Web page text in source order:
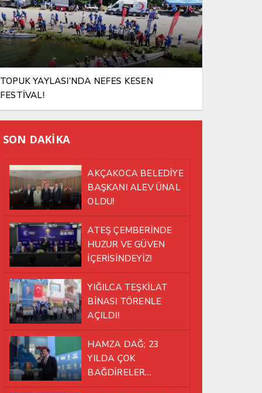
TOPUK YAYLASI’NDA NEFES KESEN
FESTİVAL!
SON DAKİKA
AKÇAKOCA BELEDİYE
BAŞKANI ALEV ÜNAL
OLDU!
ATEŞ ÇEMBERİNDE
HUZUR VE GÜVEN
İÇERİSİNDEYİZ!
YIĞILCA TEŞKİLAT
BİNASI TÖRENLE
AÇILDI!
HAMZA DAĞ; 23
YILDA ÇOK
BAĞDİRELER
ATLATTIK!